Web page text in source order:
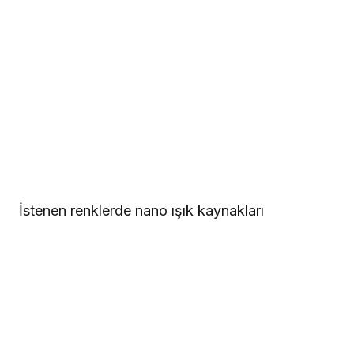
İstenen renklerde nano ışık kaynakları